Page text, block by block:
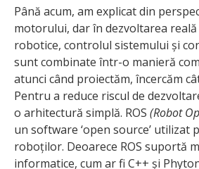
Până acum, am explicat din
motorului, dar în dezvoltarea
robotice, controlul sistemului și
sunt combinate într-o manieră
atunci când proiectăm, încercăm
Pentru a reduce riscul de
o arhitectură simplă. ROS (Robot
un software ‘open source’ utilizat
roboților. Deoarece ROS suportă
informatice, cum ar fi C++ și